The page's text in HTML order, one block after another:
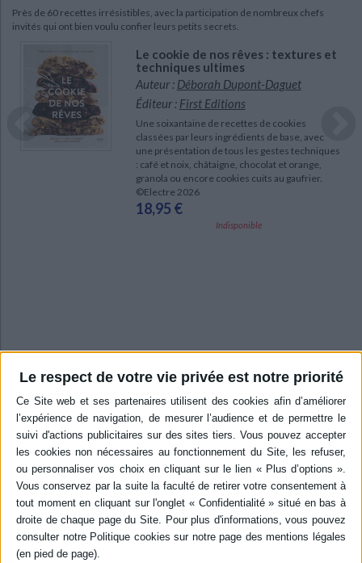
Le respect de votre vie privée est notre priorité
Près de 60 recettes irrésistibles, avec la participation de nombreux chefs
invités qui ont bien voulu confier leurs petits secrets.
Le cookie de nos rêves : textures et
techniques ultimes
Auteur : Déborah Dupont-Daguet
Éditeur : First Editions
Une soixantaine de recettes de cookies
classées par leurs ingrédients de base, avec
une présentation de tous les gestes techniques
: café et noix, châtaigne, chocolat et orange,
granola ou encore cookies cuits au gaufrier.
©Electre 2026
18,95 €
Indisponible
MA CUISINE 100 % MAISON
Plus de 100 recettes qui permettront à chaque cuisiner, profane ou aguerri, de
réaliser des merveilles aussi délicieuse, si ce n'est plus, que celles des étals
convoités.
Mes bières maison : blonde, blanche,
ambrée, brune, stout, triple,
aromatisée, plats à base de bière...
et plus de 90 photos-gestes ! : plus
de 100 recettes faciles